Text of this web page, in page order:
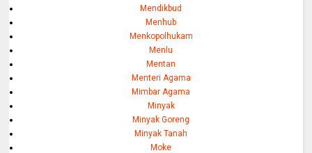
Mendikbud
Menhub
Menkopolhukam
Menlu
Mentan
Menteri Agama
Mimbar Agama
Minyak
Minyak Goreng
Minyak Tanah
Moke